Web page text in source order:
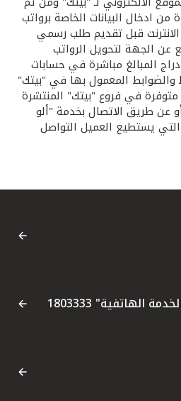
ادخال البيانات الخاصة برواتب
قبل تقديم طلب رسمي
عن الجهة لتحويل الرواتب
المبالغ مباشرة في حسابات
المعمول بها في "بيتك"
في فروع "بيتك" المنتشرة
عن طريق الاتصال بخدمة "ألو
الهاتفية 803333 والتي يستطيع العميل التواصل